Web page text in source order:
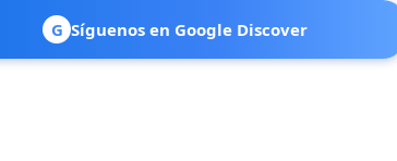
G Síguenos en Google Discover